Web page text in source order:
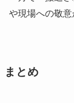
や現場への敬意
まとめ